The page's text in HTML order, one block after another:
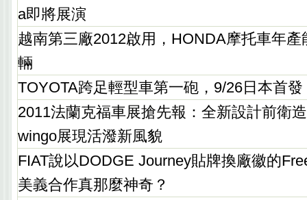
a即將展演
越南第三廠2012啟用，HONDA摩托車年產
輛
TOYOTA跨足輕型車第一砲，9/26日本首發
2011法蘭克福車展搶先報：全新設計前衛
wingo展現活潑新風貌
FIAT說以DODGE Journey貼牌換廠徽的
美義合作真那麼神奇？